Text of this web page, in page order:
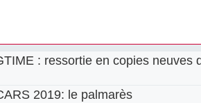
: ressortie en copies neuves
2019: le palmarès